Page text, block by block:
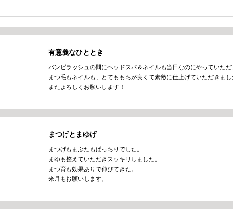
有意義なひととき
バンビラッシュの間にヘッドスパ＆ネイルも当日なのにやっていただ
まつ毛もネイルも、とてももちが良くて素敵に仕上げていただきまし
またよろしくお願いします！
まつげとまゆげ
まつげもまぶたもぱっちりでした。
まゆも整えていただきスッキリしました。
まつ育も効果ありで伸びてきた。
来月もお願いします。